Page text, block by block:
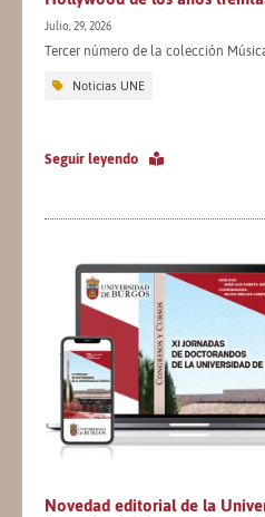
Julio, 29, 2026
Tercer número de la colección
Noticias UNE
Seguir leyendo
Novedad editorial de la